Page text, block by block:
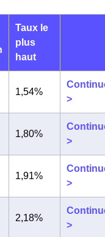
Taux le
plus
haut
1,54%
>
1,80%
>
1,91%
>
2,18%
>